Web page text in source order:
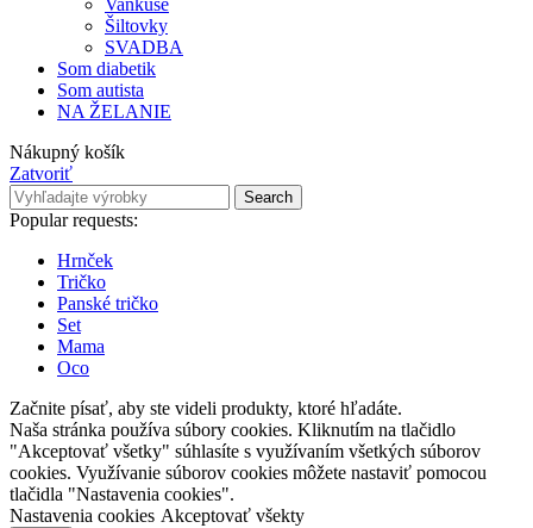
Vankúše
Šiltovky
SVADBA
Som diabetik
Som autista
NA ŽELANIE
Nákupný košík
Zatvoriť
Search
Popular requests:
Hrnček
Tričko
Panské tričko
Set
Mama
Oco
Začnite písať, aby ste videli produkty, ktoré hľadáte.
Naša stránka používa súbory cookies. Kliknutím na tlačidlo
"Akceptovať všetky" súhlasíte s využívaním všetkých súborov
cookies. Využívanie súborov cookies môžete nastaviť pomocou
tlačidla "Nastavenia cookies".
Nastavenia cookies Akceptovať všekty